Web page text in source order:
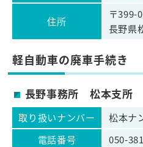
住所
〒399-
長野県
軽自動車の廃車手続き
長野事務所 松本支所
取り扱いナンバー
松本ナ
電話番号
050-